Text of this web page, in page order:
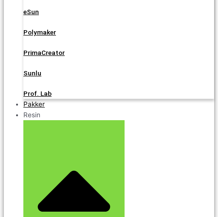
eSun
Polymaker
PrimaCreator
Sunlu
Prof. Lab
Pakker
Resin